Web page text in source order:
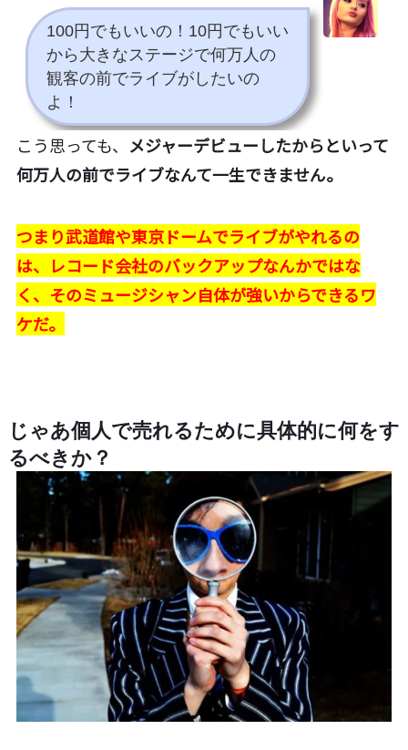
100円でもいいの！10円でもいい
から大きなステージで何万人の
観客の前でライブがしたいの
よ！
こう思っても、 メジャーデビューしたからといって
何万人の前でライブなんて一生できません。
つまり武道館や東京ドームでライブがやれるの
は、レコード会社のバックアップなんかではな
く、そのミュージシャン自体が強いからできるワ
ケだ。
じゃあ個人で売れるために具体的に何をす
るべきか？